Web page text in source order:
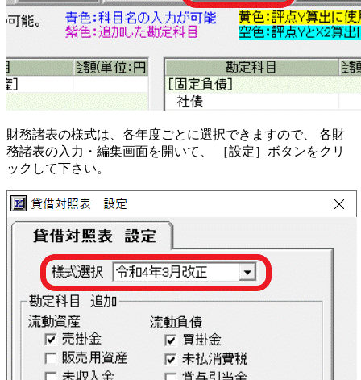
財務諸表の様式は、各年度ごとに選択できますので、 各財
務諸表の入力・編集画面を開いて、 ［設定］ボタンをクリ
ックして下さい。